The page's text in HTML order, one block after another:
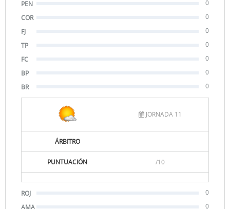
PEN
0
COR
0
FJ
0
TP
0
FC
0
BP
0
BR
0
JORNADA 11
ÁRBITRO
PUNTUACIÓN /10
ROJ
0
AMA
0